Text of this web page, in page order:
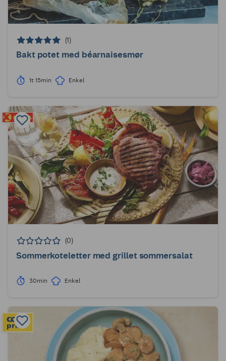
(1)
Bakt potet med béarnaisesmør
1t 15min Enkel
(0)
Sommerkoteletter med grillet sommersalat
30min Enkel